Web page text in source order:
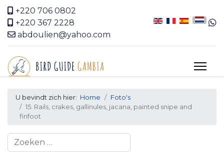
+220 706 0802
+220 367 2228
abdoulien@yahoo.com
U bevindt zich hier: Home
Foto's
15. Rails, crakes, gallinules, jacana, painted snipe and
finfoot
Search